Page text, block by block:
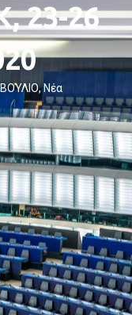
23-26
,Νέα